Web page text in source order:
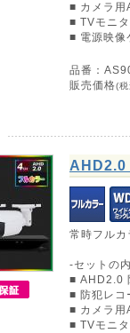
■ カメラ
■ TVモニ
■ 電源映
品番：
販売価格(
AHD2.0
常時フル
-セットの
■ AHD2.0
■ 防犯レ
■ カメラ
■ TVモニ